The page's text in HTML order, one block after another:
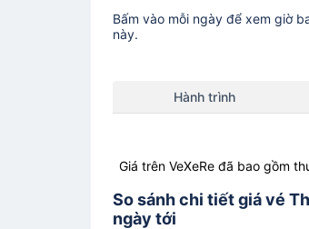
Bấm vào mỗi ngày để xem giờ
này.
Hành trình
Giá trên VeXeRe đã bao gồm
So sánh chi tiết giá vé
ngày tới